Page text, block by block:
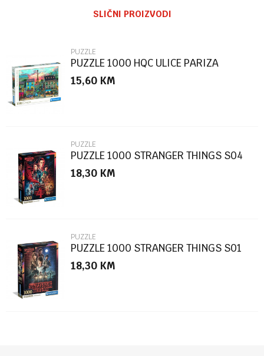
Poruka
POŠALJI
SLIČNI PROIZVODI
PUZZLE
PUZZLE 1000 HQC ULICE PARIZA
15,60 KM
PUZZLE
PUZZLE 1000 STRANGER THINGS S04
18,30 KM
PUZZLE
PUZZLE 1000 STRANGER THINGS S01
18,30 KM